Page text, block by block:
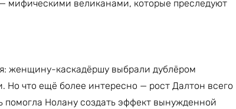
мифическими великанами, которые преследуют
женщину-каскадёршу выбрали дублёром
Но что ещё более интересно — рост Далтон всего
помогла Нолану создать эффект вынужденной